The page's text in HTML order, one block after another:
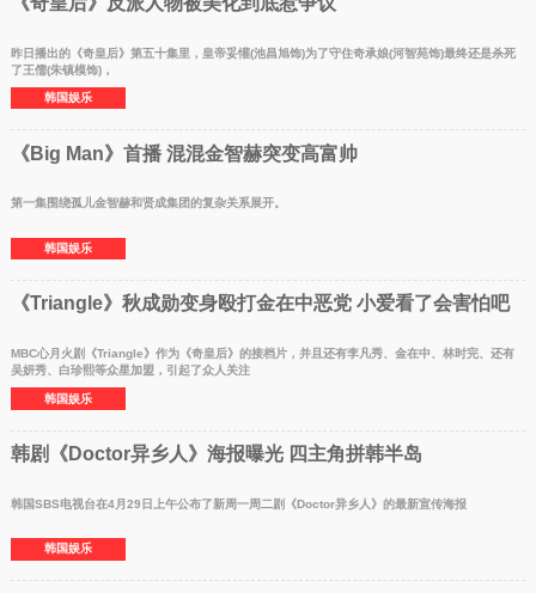
昨日播出的《奇皇后》第五十集里，皇帝妥懽(池昌旭饰)为了守住奇承娘(河智苑饰)最终还是杀死
了王儒(朱镇模饰)，
韩国娱乐
《Big Man》首播 混混金智赫突变高富帅
第一集围绕孤儿金智赫和贤成集团的复杂关系展开。
韩国娱乐
《Triangle》秋成勋变身殴打金在中恶党 小爱看了会害怕吧
MBC心月火剧《Triangle》作为《奇皇后》的接档片，并且还有李凡秀、金在中、林时完、还有
吴妍秀、白珍熙等众星加盟，引起了众人关注
韩国娱乐
韩剧《Doctor异乡人》海报曝光 四主角拼韩半岛
韩国SBS电视台在4月29日上午公布了新周一周二剧《Doctor异乡人》的最新宣传海报
韩国娱乐